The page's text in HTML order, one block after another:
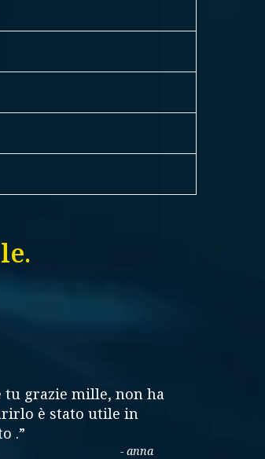
tu grazie mille, non ha
è stato utile in
.”
- anna